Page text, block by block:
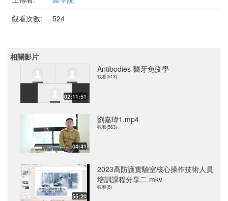
觀看次數:
524
相關影片
02:11:51
Antibodies-醫牙免疫學
觀看(513)
04:41
劉嘉瑋1.mp4
觀看(563)
55:20
2023高防護實驗室核心操作技術人員
培訓課程分享二.mkv
觀看(6)